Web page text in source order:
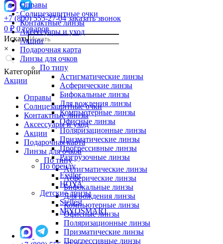
+7 (800) 555-27-04 заказать звонок
0 ₽ 0 товаров
Искать
×
Категории
Акции
Оправы
Солнцезащитные очки
Контактные линзы
Аксессуары и уход
Акции
Подарочная карта
Линзы для очков
По типу
Астигматические линзы
Асферические линзы
Бифокальные линзы
Для вождения линзы
Компьютерные линзы
Офисные линзы
Поляризационные линзы
Призматические линзы
Прогрессивные линзы
Оправы
Солнцезащитные очки
Контактные линзы
Аксессуары и уход
Акции
Подарочная карта
Линзы для очков
По типу
Астигматические линзы
Асферические линзы
Бифокальные линзы
Для вождения линзы
Компьютерные линзы
Офисные линзы
Поляризационные линзы
Призматические линзы
Прогрессивные линзы
Разгрузочные линзы
По бренду
Essilor
HOYA
Детские линзы
Stellest
MiYOSMART